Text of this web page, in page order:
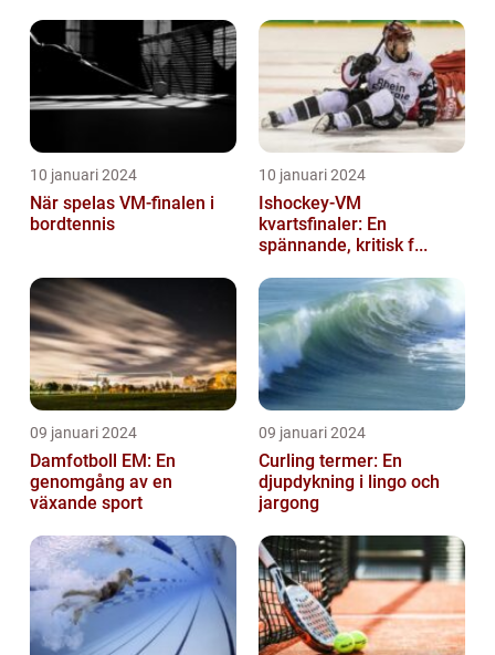
10 januari 2024
När spelas VM-finalen i
bordtennis
10 januari 2024
Ishockey-VM
kvartsfinaler: En
spännande, kritisk f...
09 januari 2024
Damfotboll EM: En
genomgång av en
växande sport
09 januari 2024
Curling termer: En
djupdykning i lingo och
jargong